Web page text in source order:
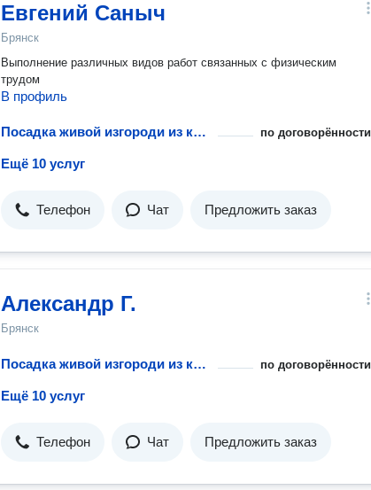
Евгений Саныч
Брянск
Выполнение различных видов работ связанных с физическим
трудом
В профиль
Посадка живой изгороди из кустарника по договорённости
Ещё 10 услуг
Телефон Чат Предложить заказ
Александр Г.
Брянск
Посадка живой изгороди из кустарника по договорённости
Ещё 10 услуг
Телефон Чат Предложить заказ